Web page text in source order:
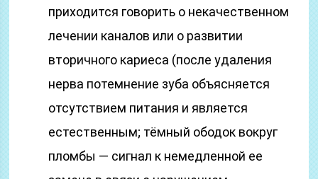
приходится говорить о некачественном
лечении каналов или о развитии
вторичного кариеса (после удаления
нерва потемнение зуба объясняется
отсутствием питания и является
естественным; тёмный ободок вокруг
пломбы — сигнал к немедленной ее